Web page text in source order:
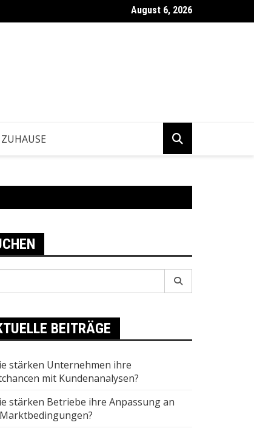
Betriebe tragfähige Geschäftsentscheidungen?
August 6, 2026
ZUHAUSE
BEITRÄGE
stärken Unternehmen ihre
mit Kundenanalysen?
stärken Betriebe ihre Anpassung an